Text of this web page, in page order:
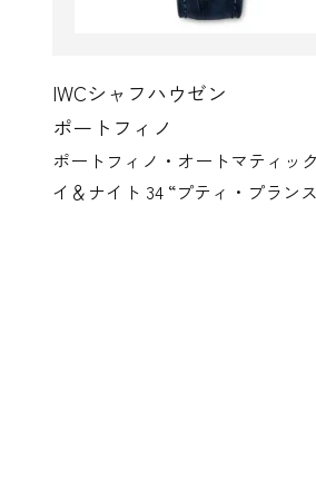
IWCシャフハウゼン
ポートフィノ
ポートフィノ・オートマティッ
イ＆ナイト 34 “プティ・プラン